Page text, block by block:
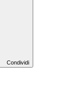
Condividi